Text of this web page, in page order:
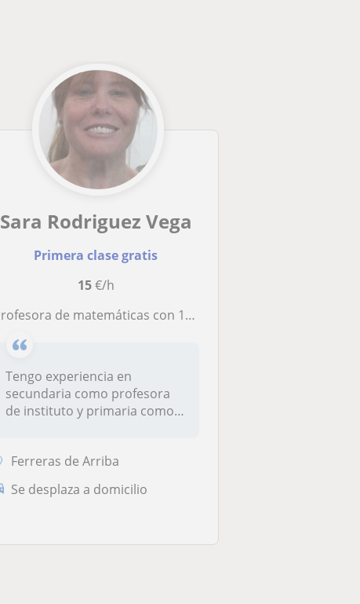
Sara Rodriguez Vega
Primera clase gratis
15€/h
Profesora de matemáticas con 18 años de experiencia en educación secundaria y bachillerato
Tengo experiencia en
secundaria como profesora
de instituto y primaria como
Ferreras de Arriba
Se desplaza a domicilio